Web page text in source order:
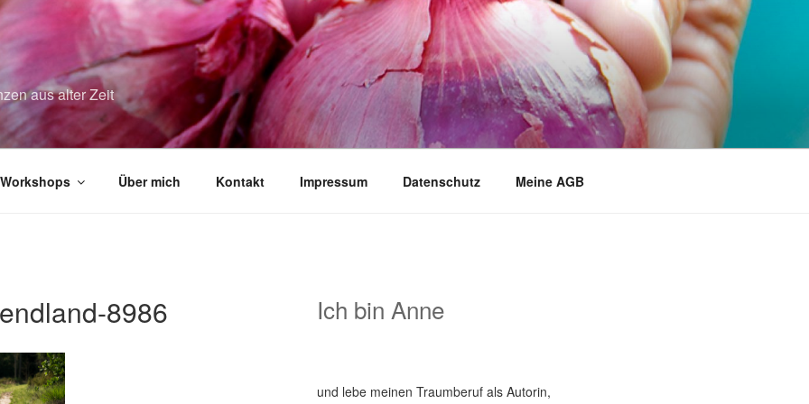
aus alter Zeit
Workshops Über mich Kontakt Impressum Datenschutz Meine AGB
8986 Ich bin Anne
und lebe meinen Traumberuf als Autorin,